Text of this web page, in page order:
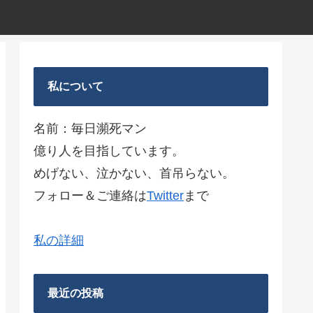
私について
名前：毎日瀕死マン
億り人を目指しています。
めげない、泣かない、首吊らない。
フォロー＆ご連絡はTwitter まで
私の詳細
最近の投稿